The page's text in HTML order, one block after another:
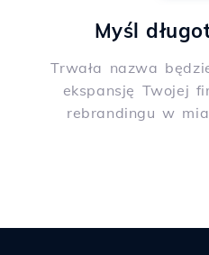
Myśl
Trwała nazwa
ekspansję Twojej
rebrandingu w